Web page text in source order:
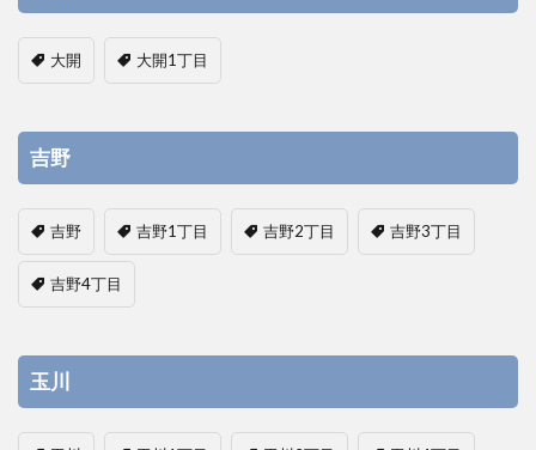
大開 大開1丁目
吉野
吉野 吉野1丁目 吉野2丁目 吉野3丁目
吉野4丁目
玉川